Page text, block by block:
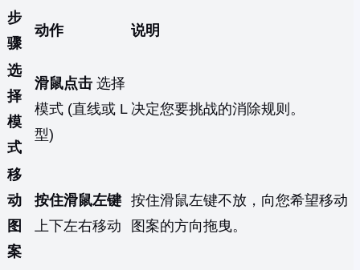
步
骤
动作 说明
选
择
模
式
滑鼠点击 选择
模式 (直线或 L
型)
决定您要挑战的消除规则。
移
动
图
案
按住滑鼠左键
上下左右移动
按住滑鼠左键不放，向您希望移动
图案的方向拖曳。